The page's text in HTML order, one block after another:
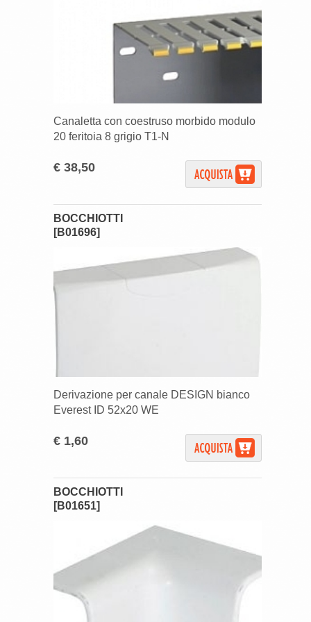
Canaletta con coestruso morbido modulo
20 feritoia 8 grigio T1-N
€ 38,50
BOCCHIOTTI
[B01696]
Derivazione per canale DESIGN bianco
Everest ID 52x20 WE
€ 1,60
BOCCHIOTTI
[B01651]